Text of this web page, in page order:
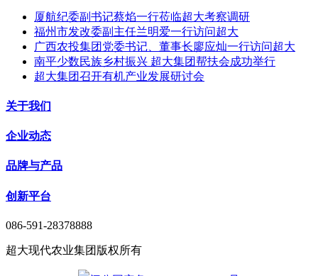
厦航纪委副书记蔡焰一行莅临超大考察调研
福州市发改委副主任兰明爱一行访问超大
广西农投集团党委书记、董事长廖应灿一行访问超大
南平少数民族乡村振兴 超大集团帮扶会成功举行
超大集团召开有机产业发展研讨会
关于我们
企业动态
品牌与产品
创新平台
086-591-28378888
超大现代农业集团版权所有